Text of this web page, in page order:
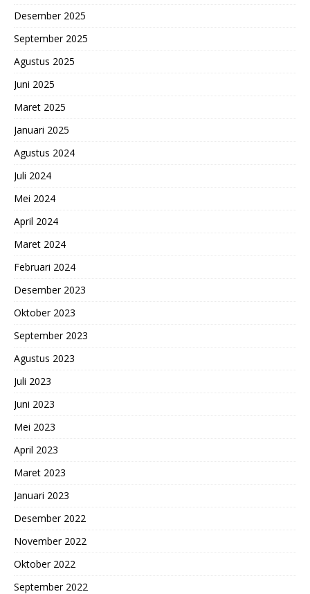
Desember 2025
September 2025
Agustus 2025
Juni 2025
Maret 2025
Januari 2025
Agustus 2024
Juli 2024
Mei 2024
April 2024
Maret 2024
Februari 2024
Desember 2023
Oktober 2023
September 2023
Agustus 2023
Juli 2023
Juni 2023
Mei 2023
April 2023
Maret 2023
Januari 2023
Desember 2022
November 2022
Oktober 2022
September 2022